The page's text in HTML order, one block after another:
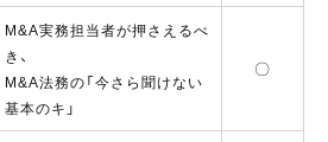
M&A実務担当者が押さえるべ
き、
M&A法務の「今さら聞けない
基本のキ」
〇